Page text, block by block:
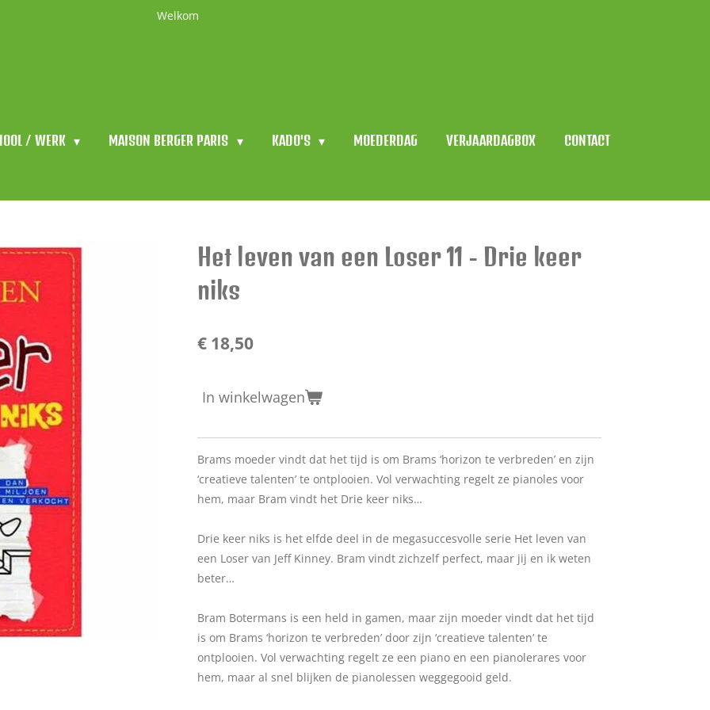
Welkom
/ WERK MAISON BERGER PARIS KADO'S MOEDERDAG VERJAARDAGBOX CONTACT
Het leven van een Loser 11 - Drie keer
niks
€ 18,50
In winkelwagen
Brams moeder vindt dat het tijd is om Brams ‘horizon te verbreden’ en zijn
‘creatieve talenten’ te ontplooien. Vol verwachting regelt ze pianoles voor
hem, maar Bram vindt het Drie keer niks…
Drie keer niks is het elfde deel in de megasuccesvolle serie Het leven van
een Loser van Jeff Kinney. Bram vindt zichzelf perfect, maar jij en ik weten
beter…
Bram Botermans is een held in gamen, maar zijn moeder vindt dat het tijd
is om Brams ‘horizon te verbreden’ door zijn ‘creatieve talenten’ te
ontplooien. Vol verwachting regelt ze een piano en een pianolerares voor
hem, maar al snel blijken de pianolessen weggegooid geld.